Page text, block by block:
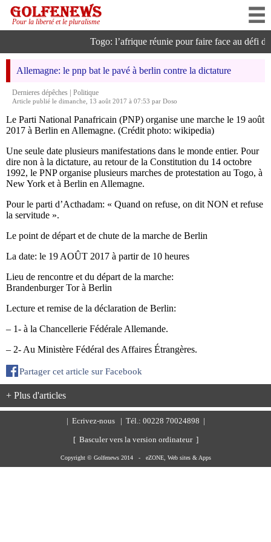
Pour la liberté et le pluralisme
Togo: l’afrique réunie pour faire face au défi
Allemagne: le pnp bat le pavé à berlin contre la dictature
Dernieres dépêches
Politique
Article publié le dimanche, 13 août 2017 à 07:53 par Doso
Le Parti National Panafricain (PNP) organise une marche le 19 août
2017 à Berlin en Allemagne. (Crédit photo: wikipedia)
Une seule date plusieurs manifestations dans le monde entier. Pour
dire non à la dictature, au retour de la Constitution du 14 octobre
1992, le PNP organise plusieurs marches de protestation au Togo, à
New York et à Berlin en Allemagne.
Pour le parti d’Acthadam: « Quand on refuse, on dit NON et refuse
la servitude ».
Le point de départ et de chute de la marche de Berlin
La date: le 19 AOÛT 2017 à partir de 10 heures
Lieu de rencontre et du départ de la marche:
Brandenburger Tor à Berlin
Lecture et remise de la déclaration de Berlin:
– 1- à la Chancellerie Fédérale Allemande.
– 2- Au Ministère Fédéral des Affaires Étrangères.
Partager cet article sur Facebook
+ Plus d'articles
Ecrivez-nous | Tél.: 00228 70024898 |
[ Basculer vers la version ordinateur ]
Copyright © Golfenews 2014 - eZONE, Web sites & Apps